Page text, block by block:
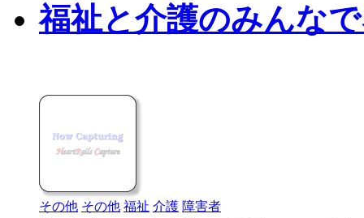
福祉と介護のみんな
その他 その他 福祉 介護 障害者